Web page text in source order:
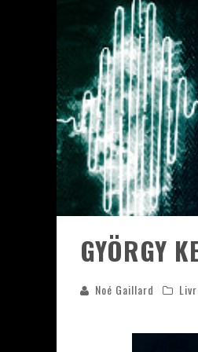
GYÖRGY
Noé Gaillard